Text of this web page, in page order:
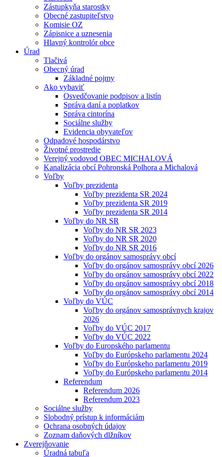
Zástupkyňa starostky
Obecné zastupiteľstvo
Komisie OZ
Zápisnice a uznesenia
Hlavný kontrolór obce
Úrad
Tlačivá
Obecný úrad
Základné pojmy
Ako vybaviť
Osvedčovanie podpisov a listín
Správa daní a poplatkov
Správa cintorína
Sociálne služby
Evidencia obyvateľov
Odpadové hospodárstvo
Životné prostredie
Verejný vodovod OBEC MICHALOVÁ
Kanalizácia obcí Pohronská Polhora a Michalová
Voľby
Voľby prezidenta
Voľby prezidenta SR 2024
Voľby prezidenta SR 2019
Voľby prezidenta SR 2014
Voľby do NR SR
Voľby do NR SR 2023
Voľby do NR SR 2020
Voľby do NR SR 2016
Voľby do orgánov samosprávy obcí
Voľby do orgánov samosprávy obcí 2026
Voľby do orgánov samosprávy obcí 2022
Voľby do orgánov samosprávy obcí 2018
Voľby do orgánov samosprávy obcí 2014
Voľby do VÚC
Voľby do orgánov samosprávnych krajov
2026
Voľby do VÚC 2017
Voľby do VÚC 2022
Voľby do Europského parlamentu
Voľby do Európskeho parlamentu 2024
Voľby do Európskeho parlamentu 2019
Voľby do Európskeho parlamentu 2014
Referendum
Referendum 2026
Referendum 2023
Sociálne služby
Slobodný prístup k informáciám
Ochrana osobných údajov
Zoznam daňových dlžníkov
Zverejňovanie
Úradná tabuľa